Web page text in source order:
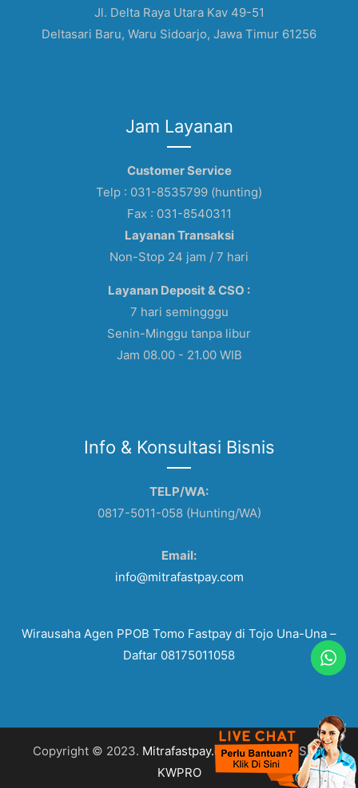
Jl. Delta Raya Utara Kav 49-51
Deltasari Baru, Waru Sidoarjo, Jawa Timur 61256
Jam Layanan
Customer Service
Telp : 031-8535799 (hunting)
Fax : 031-8540311
Layanan Transaksi
Non-Stop 24 jam / 7 hari
Layanan Deposit & CSO :
7 hari semingggu
Senin-Minggu tanpa libur
Jam 08.00 - 21.00 WIB
Info & Konsultasi Bisnis
TELP/WA:
0817-5011-058 (Hunting/WA)
Email:
info@mitrafastpay.com
Wirausaha Agen PPOB Tomo Fastpay di Tojo Una-Una –
Daftar 08175011058
Copyright © 2023. Mitrafastpay.com. Design & SEO:
KWPRO